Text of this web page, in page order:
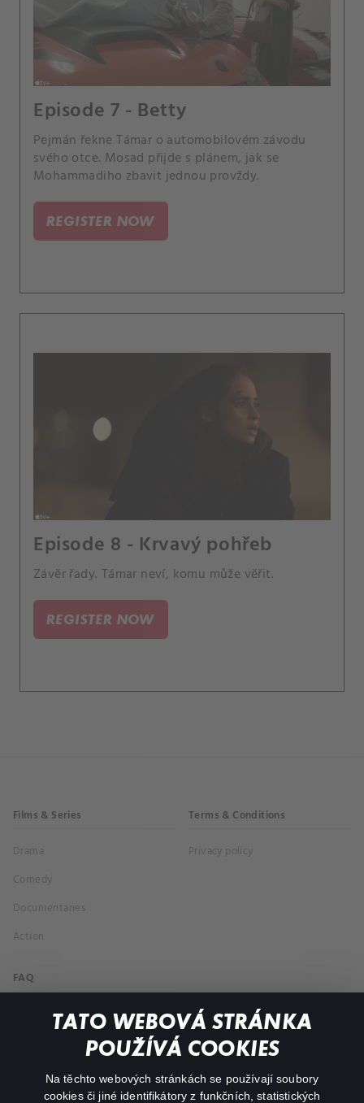
TATO WEBOVÁ STRÁNKA
POUŽÍVÁ COOKIES
Na těchto webových stránkách se používají soubory
cookies či jiné identifikátory z funkčních, statistických
Episode 7 - Betty
Pejmán řekne Támar o automobilovém závodu
svého otce. Mosad přijde s plánem, jak se
Mohammadiho zbavit jednou provždy.
REGISTER NOW
Episode 8 - Krvavý pohřeb
Závěr řady. Támar neví, komu může věřit.
REGISTER NOW
Films & Series
Drama
Comedy
Documentaries
Action
Terms & Conditions
Privacy policy
FAQ
My profile